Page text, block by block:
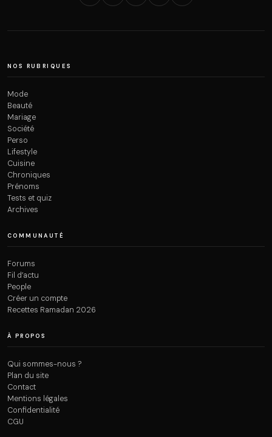
NOS RUBRIQUES
Mode
Beauté
Mariage
Société
Perso
Lifestyle
Cuisine
Chroniques
Prénoms
Tests et quiz
Archives
COMMUNAUTÉ
Forums
Fil d’actu
People
Créer un compte
Recettes Ramadan 2026
À PROPOS
Qui sommes-nous ?
Plan du site
Contact
Mentions légales
Confidentialité
CGU